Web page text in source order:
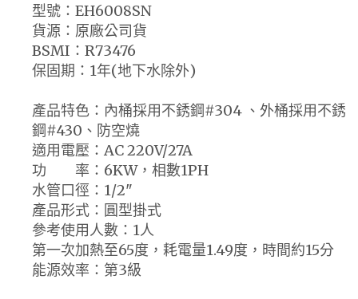
型號：EH6008SN
貨源：原廠公司貨
BSMI：R73476
保固期：1年(地下水除外)
產品特色：內桶採用不銹鋼#304 、外桶採用不銹
鋼#430、防空燒
適用電壓：AC 220V/27A
功 率：6KW，相數1PH
水管口徑：1/2"
產品形式：圓型掛式
參考使用人數：1人
第一次加熱至65度，耗電量1.49度，時間約15分
能源效率：第3級